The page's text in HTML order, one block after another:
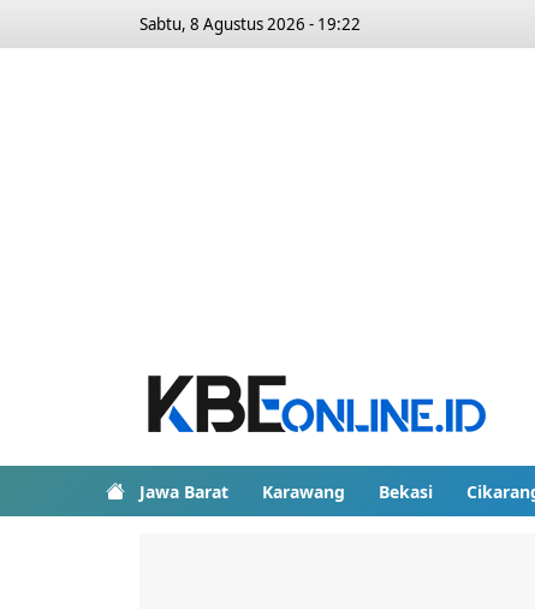
Sabtu, 8 Agustus 2026 - 19:22
Jawa Barat Karawang Bekasi